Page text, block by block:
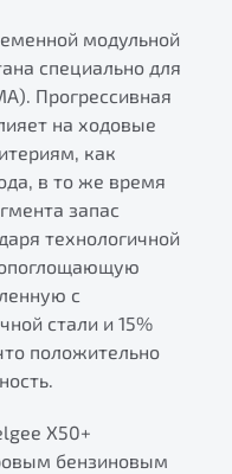
с программой
модульной
специально для
Прогрессивная
на ходовые
как
в то же время
запас
технологичной
с
стали и 15%
положительно
X50+
бензиновым